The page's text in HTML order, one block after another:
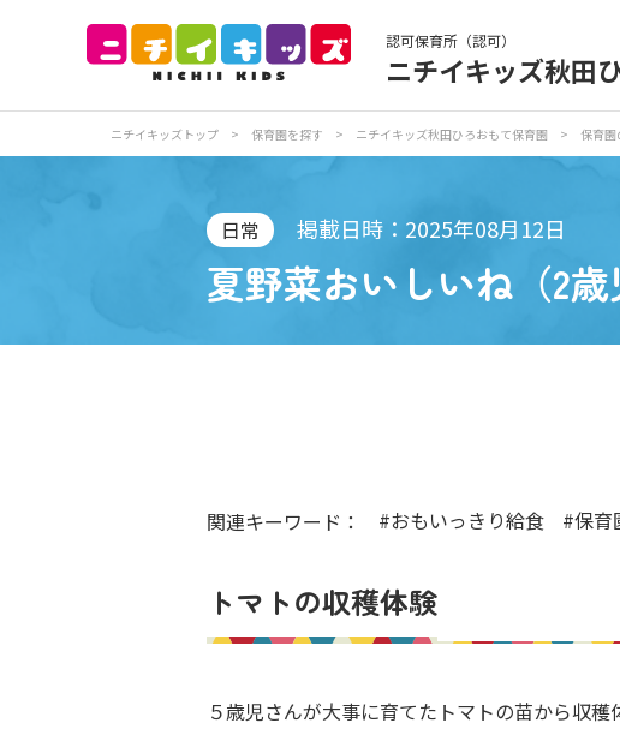
認可保育所（認可）
ニチイキッズ秋田
写真販売サービス 各種書類
プライバシーポリシー
ニチイキッズトップ > 保育園を探す > ニチイキッズ秋田ひろおもて保育園 > 保育園
日常 掲載日時：2025年08月12日
夏野菜おいしいね（2歳
関連キーワード： #おもいっきり給食 #保育
トマトの収穫体験
５歳児さんが大事に育てたトマトの苗から収穫